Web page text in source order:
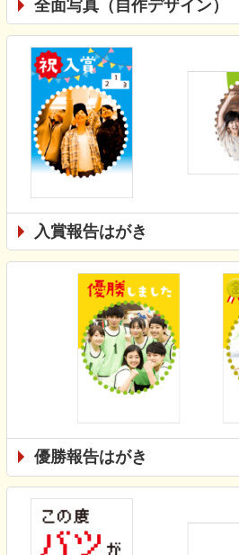
全面写真（自作デザイン）
入賞報告はがき
優勝報告はがき